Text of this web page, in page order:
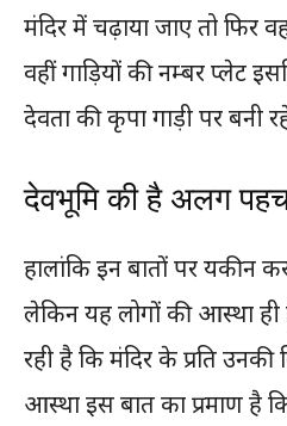
मंदिर में चढ़ाया जाए तो फिर
वहीं गाड़ियों की नम्बर प्लेट
देवता की कृपा गाड़ी पर बनी
देवभूमि की है अलग
हालांकि इन बातों पर यकीन
लेकिन यह लोगों की आस्था ही
रही है कि मंदिर के प्रति उनकी
आस्था इस बात का प्रमाण है कि